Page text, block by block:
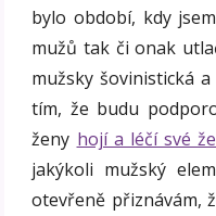
bylo období, kdy
mužů tak či onak
mužsky šovinistická
tím, že budu
ženy hojí a léčí své
jakýkoli mužský
otevřeně přiznávám,